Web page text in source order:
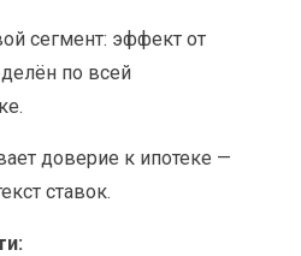
сегмент: эффект от
по всей
доверие к ипотеке —
ставок.